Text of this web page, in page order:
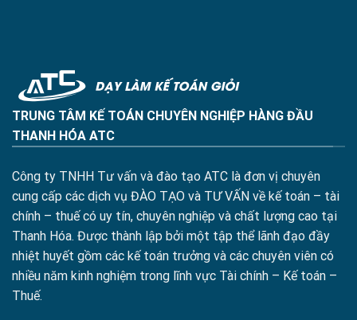
TRUNG TÂM KẾ TOÁN CHUYÊN NGHIỆP HÀNG ĐẦU
THANH HÓA ATC
Công ty TNHH Tư vấn và đào tạo ATC là đơn vị chuyên
cung cấp các dịch vụ ĐÀO TẠO và TƯ VẤN về kế toán – tài
chính – thuế có uy tín, chuyên nghiệp và chất lượng cao tại
Thanh Hóa. Được thành lập bởi một tập thể lãnh đạo đầy
nhiệt huyết gồm các kế toán trưởng và các chuyên viên có
nhiều năm kinh nghiệm trong lĩnh vực Tài chính – Kế toán –
Thuế.